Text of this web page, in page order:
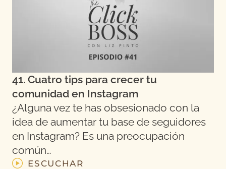
41. Cuatro tips para crecer tu
comunidad en Instagram
¿Alguna vez te has obsesionado con la
idea de aumentar tu base de seguidores
en Instagram? Es una preocupación
común…
ESCUCHAR